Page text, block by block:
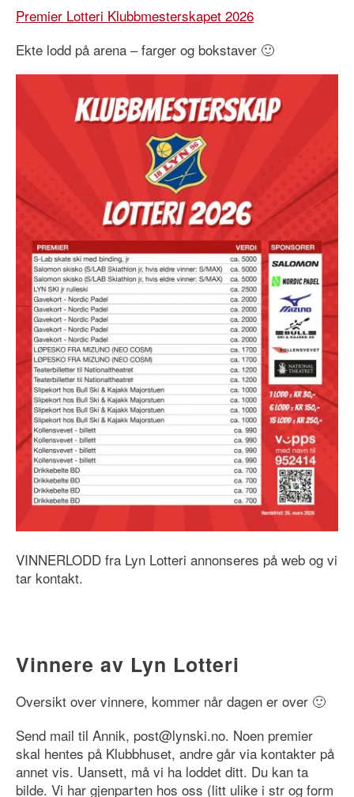
Premier Lotteri Klubbmesterskapet 2026
Ekte lodd på arena – farger og bokstaver 🙂
VINNERLODD fra Lyn Lotteri annonseres på web og vi
tar kontakt.
Vinnere av Lyn Lotteri
Oversikt over vinnere, kommer når dagen er over 🙂
Send mail til Annik, post@lynski.no. Noen premier
skal hentes på Klubbhuset, andre går via kontakter på
annet vis. Uansett, må vi ha loddet ditt. Du kan ta
bilde. Vi har gjenparten hos oss (litt ulike i str og form